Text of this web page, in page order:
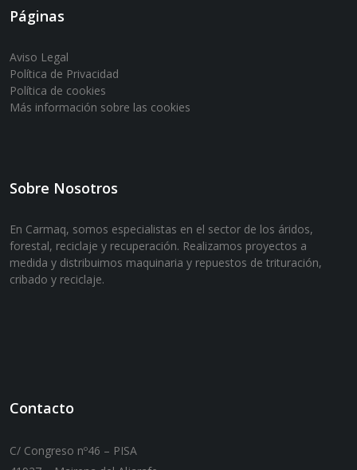
Páginas
Aviso Legal
Política de Privacidad
Política de cookies
Más información sobre las cookies
Sobre Nosotros
En Carmaq, somos especialistas en el sector de los áridos,
forestal, reciclaje y recuperación. Realizamos proyectos a
medida y distribuimos maquinaria y repuestos de trituración,
cribado y reciclaje.
Contacto
C/ Congreso nº46 – PISA